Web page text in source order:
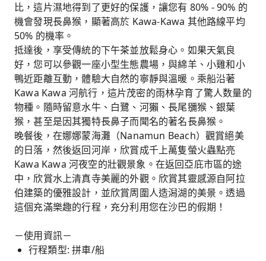
比，這片濕地得到了更好的保護，讓您有 80% - 90% 的
機會發現長鼻猴，顯著高於 Kawa-Kawa 其他路線平均
50% 的機率。
抵達後，享受傳統的下午茶並放鬆身心。如果天氣良
好，您可以參觀一座小型生態農場，與綿羊、小雞和小
鴨近距離互動，體驗大自然的寧靜與溫暖。乘船沿著
Kawa Kawa 河航行，這片茂密的雨林孕育了驚人数量的
物種。隨時留意水牛、白鷺、河獺、長尾獼猴、銀葉
猴，甚至是因其獨特長鼻子而聞名的著名長鼻猴。
晚餐後，在娜娜蒙海灘（Nanamun Beach）觀賞絕美
的日落，然後返回河岸，欣賞成千上萬隻螢火蟲點亮
Kawa Kawa 河夜空的壯觀景象。在返回亞庇市區的途
中，欣賞水上清真寺美麗的外觀。欣賞其靈感源自阿拉
伯建築的優雅設計，並欣賞周圍人造潟湖的美景。透過
這個充滿樂趣的行程，充分利用您在沙巴的假期！
－使用資訊－
行程類型: 拼車/船